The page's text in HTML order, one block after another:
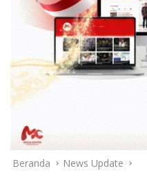
Beranda News Update